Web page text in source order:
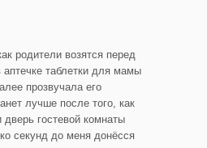
родители возятся перед
таблетки для мамы
прозвучала его
лучше после того, как
гостевой комнаты
секунд до меня донёсся